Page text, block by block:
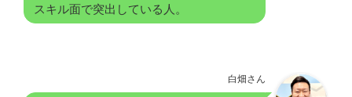
スキル面で突出している人。
白畑さん